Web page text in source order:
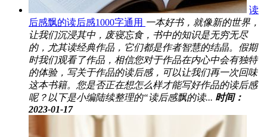
读
后感飘的读后感1000字通用 一本好书，就像新的世界，
让我们沉浸其中，废寝忘食，书中的知识是无穷无尽
的，尤其读经典作品，它们都是作者智慧的结晶。假期
时我们观看了作品，相信您对于作品在内心中会有独特
的体验，写关于作品的读后感，可以让我们再一次回味
这本书籍。您是否正在想怎么样才能写好作品的读后感
呢？以下是小编陆续整理的“读后感飘的读... 时间：
2023-01-17